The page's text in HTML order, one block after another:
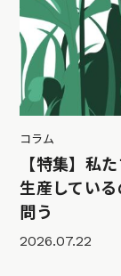
コラム
【特集】私
生産してい
問う
2026.07.22